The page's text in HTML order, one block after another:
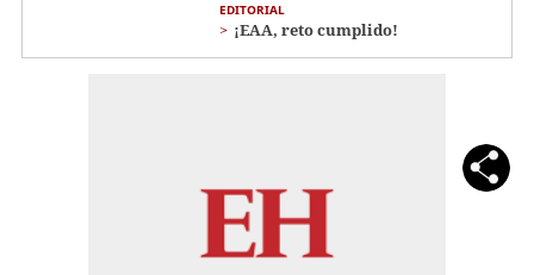
EDITORIAL
¡EAA, reto cumplido!